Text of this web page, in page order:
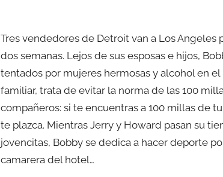
Tres vendedores de Detroit van a Los Angeles
dos semanas. Lejos de sus esposas e hijos,
tentados por mujeres hermosas y alcohol en
familiar, trata de evitar la norma de las 100
compañeros: si te encuentras a 100 millas de
te plazca. Mientras Jerry y Howard pasan su
jovencitas, Bobby se dedica a hacer deporte
camarera del hotel…